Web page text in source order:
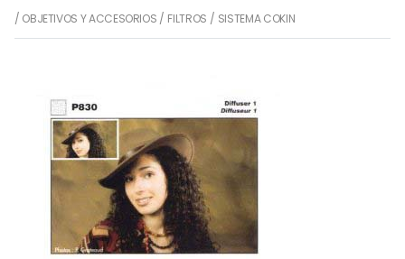
/ OBJETIVOS Y ACCESORIOS / FILTROS / SISTEMA COKIN